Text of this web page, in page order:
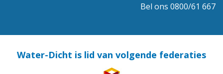
Bel ons 0800/61 667
Water-Dicht is lid van volgende federaties